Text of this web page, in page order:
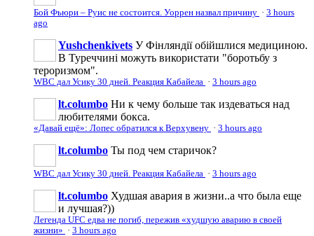
Бой Фьюри – Руис не состоится. Уоррен назвал причину · 3 hours
ago
Yushchenkivets У Фінляндії обійшлися медициною.
В Туреччині можуть використати "боротьбу з
тероризмом".
WBC дал Усику 30 дней. Реакция Кабайела · 3 hours ago
lt.columbo Ни к чему больше так издеваться над
любителями бокса.
«Давай ещё»: Лопес обратился к Верхувену · 3 hours ago
lt.columbo Ты под чем старичок?
WBC дал Усику 30 дней. Реакция Кабайела · 3 hours ago
lt.columbo Худшая авария в жизни..а что была еще
и лучшая?))
Легенда UFC едва не погиб, пережив «худшую аварию в своей
жизни» · 3 hours ago